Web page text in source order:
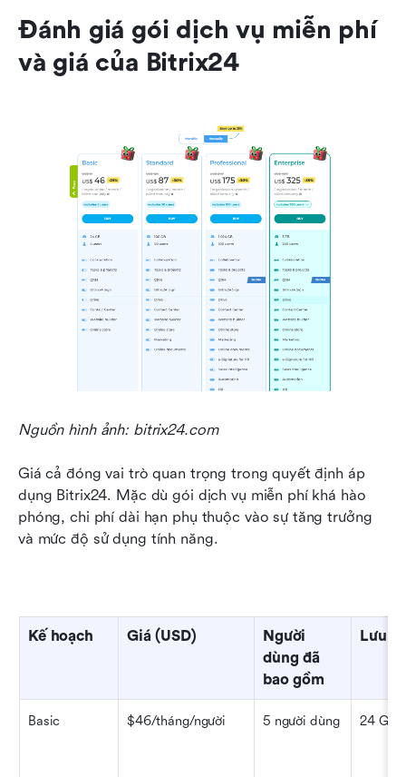
Đánh giá gói dịch vụ miễn phí
và giá của Bitrix24
Nguồn hình ảnh: bitrix24.com
Giá cả đóng vai trò quan trọng trong quyết định áp
dụng Bitrix24. Mặc dù gói dịch vụ miễn phí khá hào
phóng, chi phí dài hạn phụ thuộc vào sự tăng trưởng
và mức độ sử dụng tính năng.
Kế hoạch Giá (USD)
Người
dùng đã
bao gồm
Lưu
Basic $46/tháng/người 5 người dùng 24 GB